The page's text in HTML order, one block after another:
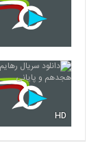
HD